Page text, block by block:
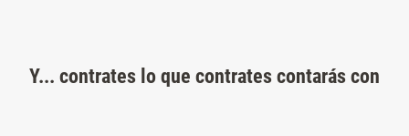
Y... contrates lo que contrates contarás con